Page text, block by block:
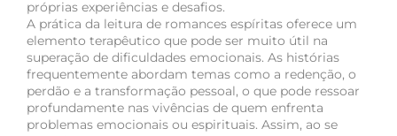
próprias experiências e desafios.
A prática da leitura de romances espíritas oferece um
elemento terapêutico que pode ser muito útil na
superação de dificuldades emocionais. As histórias
frequentemente abordam temas como a redenção, o
perdão e a transformação pessoal, o que pode ressoar
profundamente nas vivências de quem enfrenta
problemas emocionais ou espirituais. Assim, ao se